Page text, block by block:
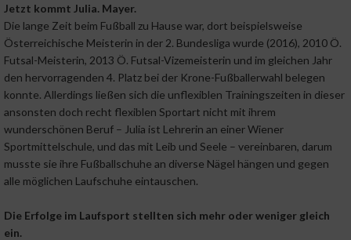
Jetzt kommt Julia. Mayer.
Die lange Zeit beim Fußball zu Hause war, dort beispielsweise
Österreichische Meisterin in der 2. Bundesliga wurde (2016), 2010 Ö.
Futsal-Meisterin, 2013 Ö. Futsal-Vizemeisterin und im gleichen Jahr
den hervorragenden 4. Platz bei der Krone-Fußballerwahl belegen
konnte. Allerdings ließen sich die unflexiblen Trainingszeiten in dieser
ansonsten doch recht flexiblen Sportart nicht mit ihrem
wunderschönen Beruf – Julia ist Lehrerin an einer Wiener
Sportmittelschule, und das mit Leib und Seele – vereinbaren, darum
musste sie ihre Fußballschuhe an diverse Nägel hängen und gegen
alle möglichen Laufschuhe eintauschen.
Die Erfolge im Laufsport stellten sich mehr oder weniger gleich
ein.